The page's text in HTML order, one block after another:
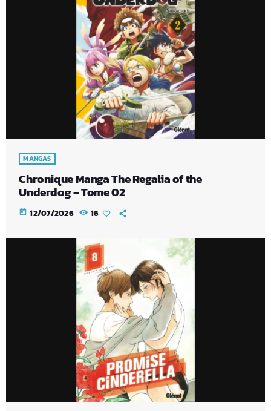
MANGAS
Chronique Manga The Regalia of the
Underdog – Tome 02
today 12/07/2026 16